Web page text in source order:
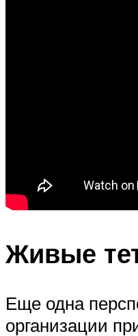
Живые
Еще одна
организации